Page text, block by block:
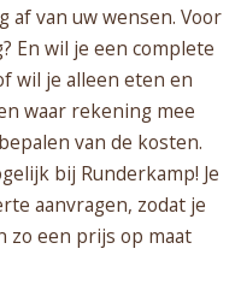
af van uw wensen. Voor
En wil je een complete
wil je alleen eten en
waar rekening mee
van de kosten.
bij Runderkamp! Je
aanvragen, zodat je
zo een prijs op maat